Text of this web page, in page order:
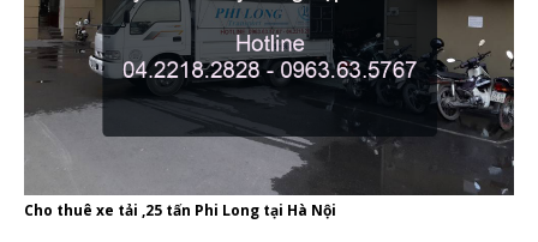
Cho thuê xe tải ,25 tấn Phi Long tại Hà Nội